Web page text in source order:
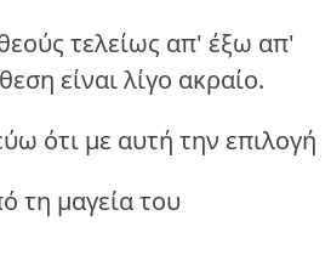
τελείως απ' έξω απ'
είναι λίγο ακραίο.
ότι με αυτή την επιλογή
τη μαγεία του